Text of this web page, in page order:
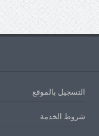
التسجيل بالموقع
شروط الخدمة